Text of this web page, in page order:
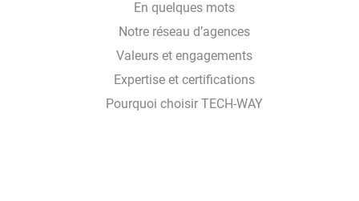
En quelques mots
Notre réseau d’agences
Valeurs et engagements
Expertise et certifications
Pourquoi choisir TECH-WAY